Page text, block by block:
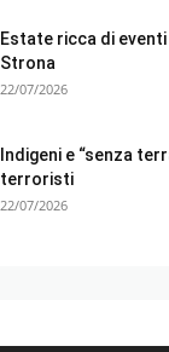
Estate ricca di
Strona
22/07/2026
Indigeni e “senza
terroristi
22/07/2026